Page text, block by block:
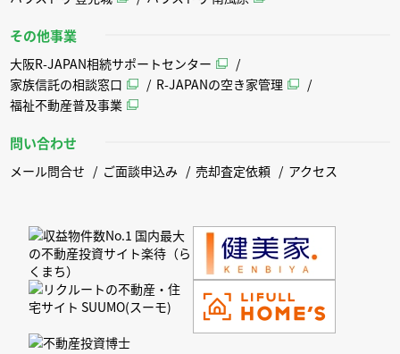
その他事業
大阪R-JAPAN相続サポートセンター
家族信託の相談窓口
R-JAPANの空き家管理
福祉不動産普及事業
問い合わせ
メール問合せ ご面談申込み 売却査定依頼 アクセス